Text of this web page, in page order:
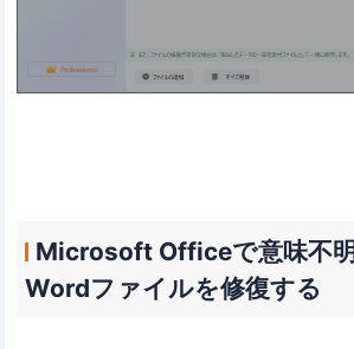
Microsoft Officeで意味不
Wordファイルを修復する